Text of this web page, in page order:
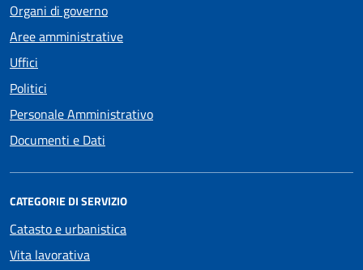
Organi di governo
Aree amministrative
Uffici
Politici
Personale Amministrativo
Documenti e Dati
CATEGORIE DI SERVIZIO
Catasto e urbanistica
Vita lavorativa